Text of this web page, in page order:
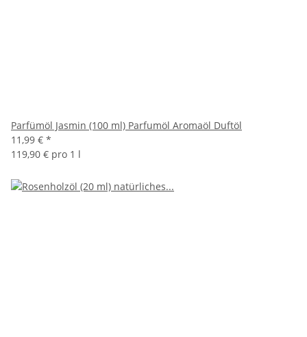
Parfümöl Jasmin (100 ml) Parfumöl Aromaöl Duftöl
11,99 € *
119,90 € pro 1 l